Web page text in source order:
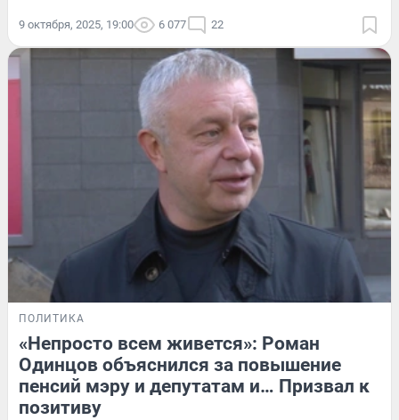
9 октября, 2025, 19:00 6 077 22
ПОЛИТИКА
«Непросто всем живется»: Роман
Одинцов объяснился за повышение
пенсий мэру и депутатам и… Призвал к
позитиву